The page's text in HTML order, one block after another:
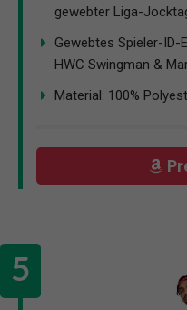
gewebter Liga-
Gewebtes Spieler-
HWC Swingman &
Material: 100%